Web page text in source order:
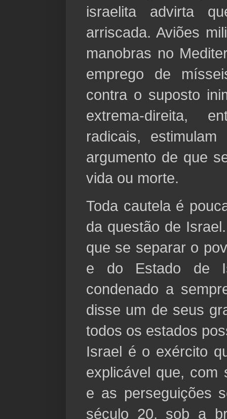
israelita advirta
arriscada. Aviões
manobras no
emprego de
contra o suposto
extrema-direita,
radicais,
argumento de que
vida ou morte.
Toda cautela é
da questão de
que se separar o
e do Estado de
condenado a
disse um de seus
todos os estados
Israel é o exército
explicável que, com
e as perseguições
século 20, sob a